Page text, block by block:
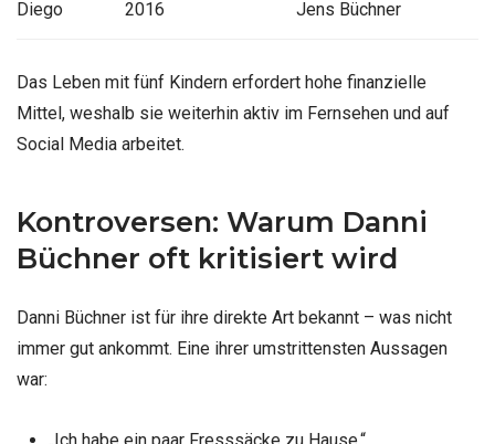
Diego 2016 Jens Büchner
Das Leben mit fünf Kindern erfordert hohe finanzielle
Mittel, weshalb sie weiterhin aktiv im Fernsehen und auf
Social Media arbeitet.
Kontroversen: Warum Danni
Büchner oft kritisiert wird
Danni Büchner ist für ihre direkte Art bekannt – was nicht
immer gut ankommt. Eine ihrer umstrittensten Aussagen
war: